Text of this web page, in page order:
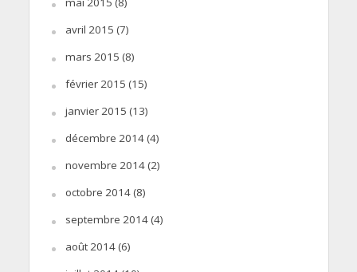
avril 2015 (7)
mars 2015 (8)
février 2015 (15)
janvier 2015 (13)
décembre 2014(4)
novembre 2014(2)
octobre 2014(8)
septembre 2014(4)
août 2014(6)